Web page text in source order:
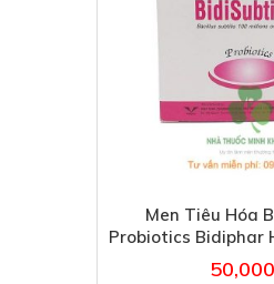
Men Tiêu Hóa
Probiotics Bidiphar
Rối Loạn
50,000